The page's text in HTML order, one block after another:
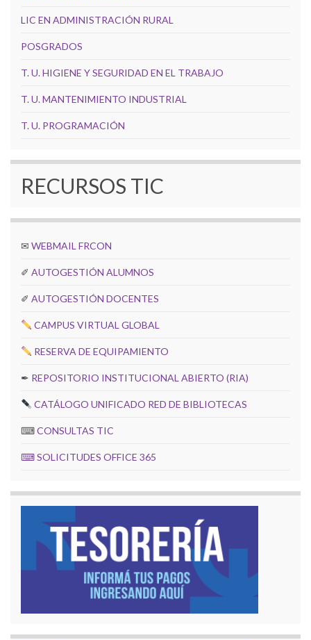
LIC EN ADMINISTRACIÓN RURAL
POSGRADOS
T. U. HIGIENE Y SEGURIDAD EN EL TRABAJO
T. U. MANTENIMIENTO INDUSTRIAL
T. U. PROGRAMACIÓN
RECURSOS TIC
✉ WEBMAIL FRCON
✐ AUTOGESTIÓN ALUMNOS
✐ AUTOGESTIÓN DOCENTES
CAMPUS VIRTUAL GLOBAL
RESERVA DE EQUIPAMIENTO
✒ REPOSITORIO INSTITUCIONAL ABIERTO (RIA)
CATÁLOGO UNIFICADO RED DE BIBLIOTECAS
⌨CONSULTAS TIC
⌨SOLICITUDES OFFICE 365